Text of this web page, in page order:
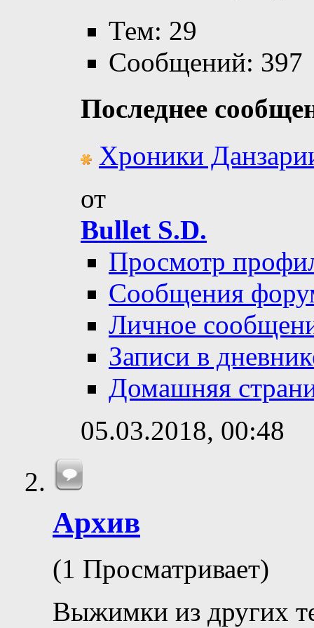
Тем: 29
Сообщений: 397
Последнее
Хроники
от
Bullet S.D.
Просмотр
Сообщения
Личное
Записи в
Домашняя
05.03.2018, 00:48
Архив
(1 Просматривает)
Выжимки из других